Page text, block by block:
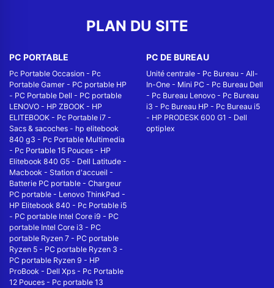
PLAN DU SITE
PC PORTABLE
Pc Portable Occasion - Pc
Portable Gamer - PC portable HP
- PC Portable Dell - PC portable
LENOVO - HP ZBOOK - HP
ELITEBOOK - Pc Portable i7 -
Sacs & sacoches - hp elitebook
840 g3 - Pc Portable Multimedia
- Pc Portable 15 Pouces - HP
Elitebook 840 G5 - Dell Latitude -
Macbook - Station d'accueil -
Batterie PC portable - Chargeur
PC portable - Lenovo ThinkPad -
HP Elitebook 840 - Pc Portable i5
- PC portable Intel Core i9 - PC
portable Intel Core i3 - PC
portable Ryzen 7 - PC portable
Ryzen 5 - PC portable Ryzen 3 -
PC portable Ryzen 9 - HP
ProBook - Dell Xps - Pc Portable
12 Pouces - Pc portable 13
PC DE BUREAU
Unité centrale - Pc Bureau - All-
In-One - Mini PC - Pc Bureau Dell
- Pc Bureau Lenovo - Pc Bureau
i3 - Pc Bureau HP - Pc Bureau i5
- HP PRODESK 600 G1 - Dell
optiplex